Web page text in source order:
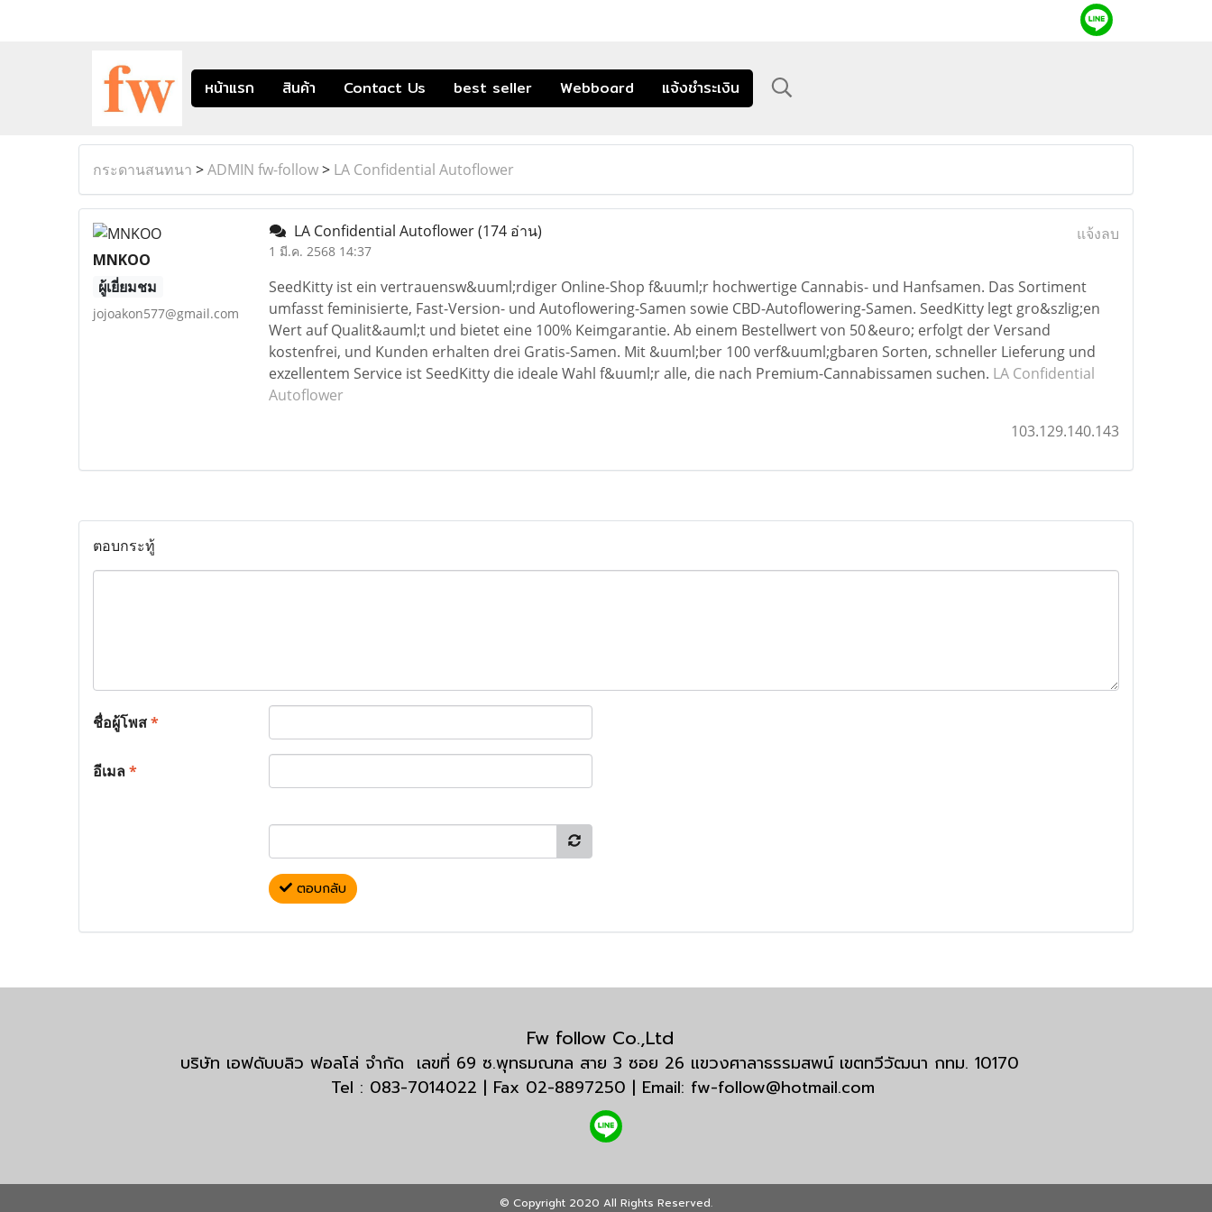
หน้าแรก สินค้า Contact Us best seller Webboard แจ้งชำระเงิน
กระดานสนทนา >ADMIN fw-follow> LA Confidential Autoflower
MNKOO
ผู้เยี่ยมชม
jojoakon577@gmail.com
LA Confidential Autoflower(174 อ่าน)
1 มี.ค. 2568 14:37
แจ้งลบ
SeedKitty ist ein vertrauensw&uuml;rdiger Online-Shop f&uuml;r hochwertige Cannabis- und Hanfsamen. Das Sortiment
umfasst feminisierte, Fast-Version- und Autoflowering-Samen sowie CBD-Autoflowering-Samen. SeedKitty legt gro&szlig;en
Wert auf Qualit&auml;t und bietet eine 100% Keimgarantie. Ab einem Bestellwert von 50 &euro; erfolgt der Versand
kostenfrei, und Kunden erhalten drei Gratis-Samen. Mit &uuml;ber 100 verf&uuml;gbaren Sorten, schneller Lieferung und
exzellentem Service ist SeedKitty die ideale Wahl f&uuml;r alle, die nach Premium-Cannabissamen suchen. LA Confidential
Autoflower
103.129.140.143
ตอบกระทู้
ชื่อผู้โพส*
อีเมล*
ตอบกลับ
Fw follow Co.,Ltd
บริษัท เอฟดับบลิว ฟอลโล่ จำกัด เลขที่ 69 ซ.พุทธมณฑล สาย 3 ซอย 26 แขวงศาลาธรรมสพน์ เขตทวีวัฒนา กทม. 10170
Tel : 083-7014022 | Fax 02-8897250 | Email: fw-follow@hotmail.com
© Copyright 2020 All Rights Reserved.